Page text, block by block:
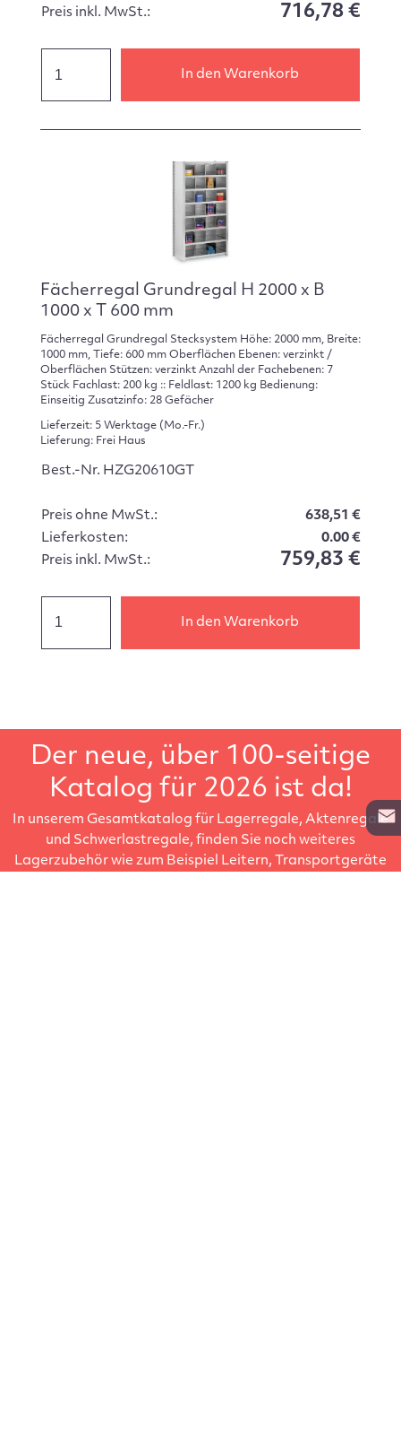
Preis inkl. MwSt.:
716,78 €
In den Warenkorb
Fächerregal Grundregal H 2000 x B
1000 x T 600 mm
Fächerregal Grundregal Stecksystem Höhe: 2000 mm, Breite:
1000 mm, Tiefe: 600 mm Oberflächen Ebenen: verzinkt /
Oberflächen Stützen: verzinkt Anzahl der Fachebenen: 7
Stück Fachlast: 200 kg :: Feldlast: 1200 kg Bedienung:
Einseitig Zusatzinfo: 28 Gefächer
Lieferzeit: 5 Werktage (Mo.-Fr.)
Lieferung: Frei Haus
Best.-Nr. HZG20610GT
Preis ohne MwSt.:
638,51 €
Lieferkosten:
0.00 €
Preis inkl. MwSt.:
759,83 €
In den Warenkorb
Der neue, über 100-seitige
Katalog für 2026 ist da!
In unserem Gesamtkatalog für Lagerregale, Aktenregale
und Schwerlastregale, finden Sie noch weiteres
Lagerzubehör wie zum Beispiel Leitern, Transportgeräte